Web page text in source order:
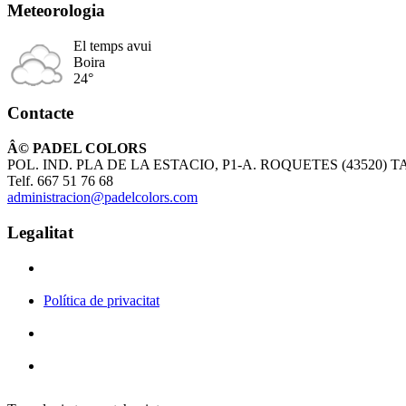
Meteorologia
El temps avui
Boira
24°
Contacte
Â© PADEL COLORS
POL. IND. PLA DE LA ESTACIO, P1-A. ROQUETES (43520)
Telf. 667 51 76 68
administracion@padelcolors.com
Legalitat
Política de privacitat